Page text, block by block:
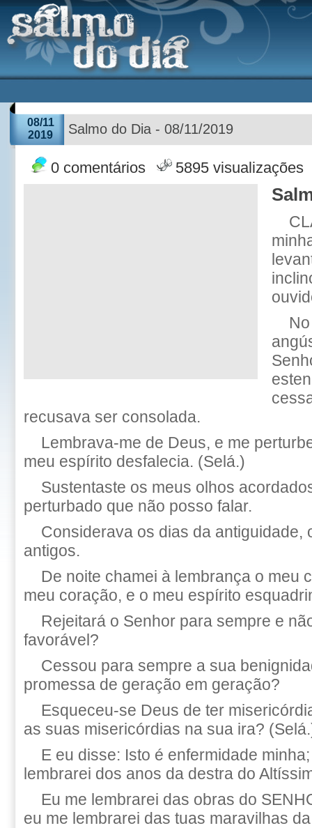
08/11
2019
Salmo do Dia - 08/11/2019
0 comentários 5895 visualizações
recusava ser consolada.
Lembrava-me de Deus, e me
meu espírito desfalecia. (Selá.)
Sustentaste os meus olhos
perturbado que não posso falar.
Considerava os dias da antiguidade,
antigos.
De noite chamei à lembrança o meu
meu coração, e o meu espírito
Rejeitará o Senhor para sempre e
favorável?
Cessou para sempre a sua
promessa de geração em geração?
Esqueceu-se Deus de ter
as suas misericórdias na sua ira?
E eu disse: Isto é enfermidade
lembrarei dos anos da destra do
Eu me lembrarei das obras do
eu me lembrarei das tuas maravilhas